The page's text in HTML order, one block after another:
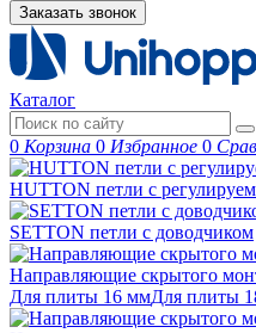
Заказать звонок
Каталог
0 Корзина 0 Избранное 0
HUTTON петли с
SETTON петли с доводчиком
Направляющие скрытого
Для плиты 16 ммДля плиты